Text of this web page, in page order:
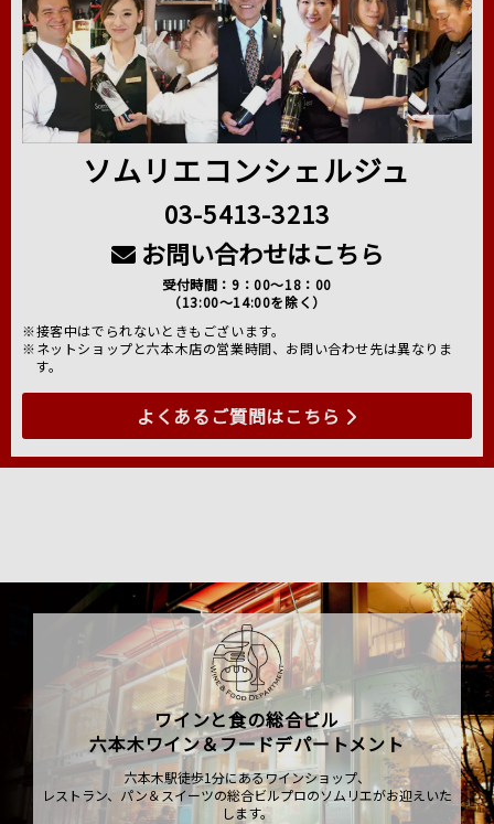
ソムリエコンシェルジュ
03-5413-3213
お問い合わせはこちら
受付時間：9：00～18：00
（13:00～14:00を除く）
※接客中はでられないときもございます。
※ネットショップと六本木店の営業時間、お問い合わせ先は異なりま
す。
よくあるご質問はこちら
ワインと食の総合ビル
六本木ワイン＆フードデパートメント
六本木駅徒歩1分にあるワインショップ、
レストラン、パン＆スイーツの総合ビルプロのソムリエがお迎えいた
します。